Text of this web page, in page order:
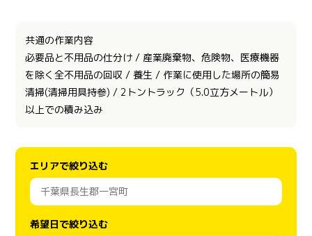
共通の作業内容
必要品と不用品の仕分け / 産業廃棄物、危険物、医療機器
を除く全不用品の回収 / 養生 / 作業に使用した場所の簡易
清掃(清掃用具持参) / 2トントラック（5.0立方メートル）
以上での積み込み
エリアで絞り込む
希望日で絞り込む